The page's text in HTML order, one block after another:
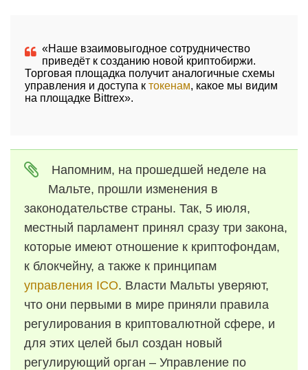
«Наше взаимовыгодное сотрудничество
приведёт к созданию новой криптобиржи.
Торговая площадка получит аналогичные схемы
управления и доступа к токенам, какое мы видим
на площадке Bittrex».
Напомним, на прошедшей неделе на
Мальте, прошли изменения в
законодательстве страны. Так, 5 июля,
местный парламент принял сразу три закона,
которые имеют отношение к криптофондам,
к блокчейну, а также к принципам
управления ICO. Власти Мальты уверяют,
что они первыми в мире приняли правила
регулирования в криптовалютной сфере, и
для этих целей был создан новый
регулирующий орган – Управление по